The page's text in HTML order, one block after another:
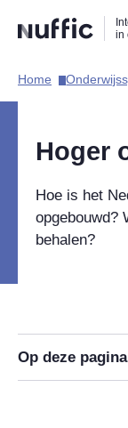
naar
zoekfunctie
naar
hoofdnavigatie
naar
inhoud
in
Home​
Hoger
Hoe is het
opgebouwd?
behalen?
Op deze pagina